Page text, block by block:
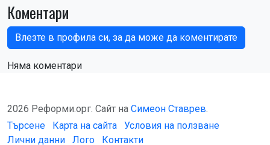
Коментари
Влезте в профила си, за да може да коментирате
Няма коментари
2026 Реформи.орг. Сайт на Симеон Ставрев.
Търсене
Карта на сайта
Условия на ползване
Лични данни
Лого Контакти